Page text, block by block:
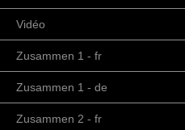
Vidéo
Zusammen 1 - fr
Zusammen 1 - de
Zusammen 2 - fr